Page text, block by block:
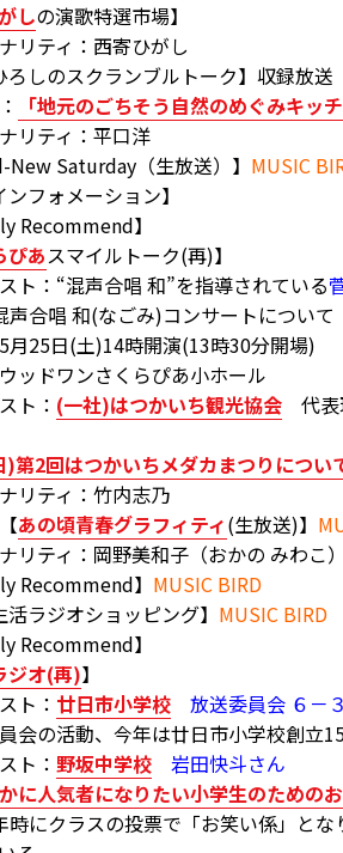
しの演歌特選市場】
ティ：西寄ひがし
ろしのスクランブルトーク】収録放送
「地元のごちそう自然のめぐみキッ
ティ：平口洋
New Saturday（生放送）】 MUSIC
フォメーション】
Recommend】
ぴあスマイルトーク(再)】
“混声合唱 和”を指導されている
唱 和(なごみ)コンサートについて
日(土)14時開演(13時30分開場)
ワンさくらぴあ小ホール
： (一社)はつかいち観光協会 代
第2回はつかいちメダカまつりについ
ティ：竹内志乃
あの頃青春グラフィティ(生放送)】
ィ：岡野美和子（おかの みわこ）
Recommend】 MUSIC BIRD
ラジオショッピング】 MUSIC BIRD
Recommend】
ジオ(再)】
： 廿日市小学校
放送委員会 ６
活動、今年は廿日市小学校創立
： 野坂中学校
岩田快斗さん
かに人気者になりたい小学生のための
クラスの投票で「お笑い係」となり